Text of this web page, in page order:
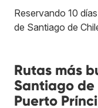
Reservando 10
de Santiago de
Rutas más
Santiago de
Puerto